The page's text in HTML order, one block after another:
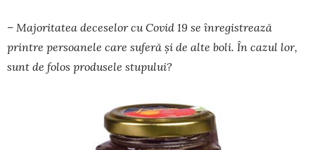
– Majoritatea deceselor cu Covid 19 se înre­gis­trează
printre persoanele care suferă și de alte boli. În cazul lor,
sunt de folos produsele stupu­lui?